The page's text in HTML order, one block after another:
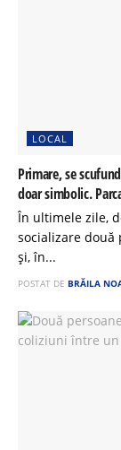
LOCAL
Primare, se
doar simbolic.
În ultimele zile,
socializare două
și, în...
POSTAT DE BRĂILA